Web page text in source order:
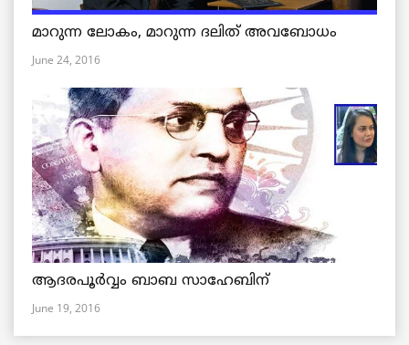
മാറുന്ന ലോകം, മാറുന്ന ദലിത് അവബോധം
June 24, 2016
ആദരപൂര്‍വ്വം ബാബ സാഹേബിന്
June 19, 2016